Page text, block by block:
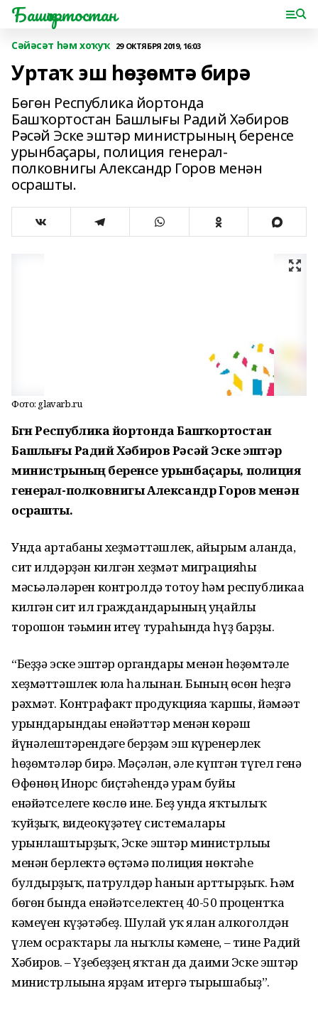
Башҡортостан
Сәйәсәт һәм хоҡуҡ 29 ОКТЯБРЯ 2019, 16:03
Уртаҡ эш һөҙөмтә бирә
Бөгөн Республика йортонда
Башҡортостан Башлығы Радий Хәбиров
Рәсәй Эске эштәр министрының беренсе
урынбаҫары, полиция генерал-
полковнигы Александр Горов менән
осрашты.
Фото: glavarb.ru
Бөгөн Республика йортонда Башҡортостан
Башлығы Радий Хәбиров Рәсәй Эске эштәр
министрының беренсе урынбаҫары, полиция
генерал-полковнигы Александр Горов менән
осрашты.
Унда артабанғы хеҙмәттәшлек, айырым алғанда,
сит илдәрҙән килгән хеҙмәт миграцияһы
мәсьәләләрен контролдә тотоу һәм республикаға
килгән сит ил граждандарының уңайлы
торошон тәьмин итеү тураһында һүҙ барҙы.
“Беҙҙә эске эштәр органдары менән һөҙөмтәле
хеҙмәттәшлек юлға һалынған. Бының өсөн һеҙгә
рәхмәт. Контрафакт продукцияға ҡаршы, йәмәғәт
урындарындағы енәйәттәр менән көрәш
йүнәлештәрендәге берҙәм эш күренерлек
һөҙөмтәләр бирә. Мәҫәлән, әле күптән түгел генә
Өфөнөң Инорс биҫтәһендә урам буйы
енәйәтселеге көслө ине. Беҙ унда яҡтылыҡ
ҡуйҙыҡ, видеокүҙәтеү системалары
урынлаштырҙыҡ, Эске эштәр министрлығы
менән берлектә өҫтәмә полиция нөктәһе
булдырҙыҡ, патрулдәр һанын арттырҙыҡ. Һәм
бөгөн бында енәйәтселектең 40-50 процентҡа
кәмеүен күҙәтәбеҙ. Шулай уҡ ялған алкоголдән
үлем осраҡтары ла ныҡлы кәмене, – тине Радий
Хәбиров. – Үҙебеҙҙең яҡтан да даими Эске эштәр
министрлығына ярҙам итергә тырышабыҙ”.